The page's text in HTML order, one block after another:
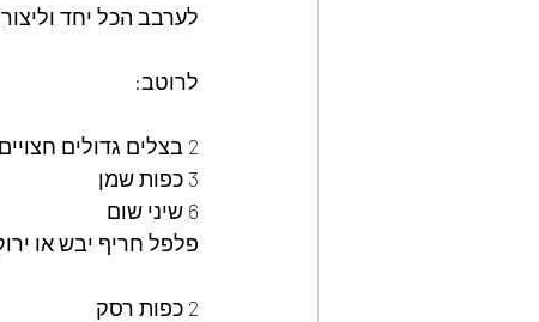
לערבב הכל יחד
לרוטב:
2 בצלים גדולים חצויים ופרוסים דק
3 כפות שמן
6 שיני שום
פלפל חריף יבש או
2 כפות רסק